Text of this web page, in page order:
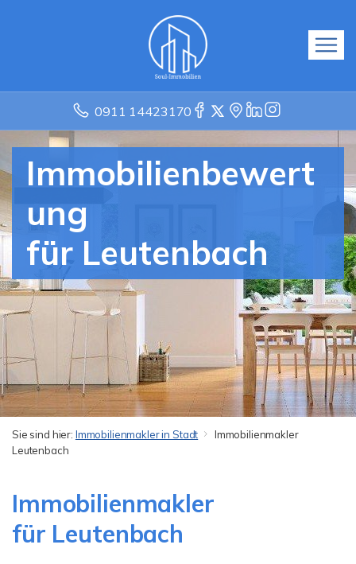
0911 14423170
Immobilienbewert
ung
für Leutenbach
Sie sind hier: Immobilienmakler in Stadt
Immobilienmakler
Leutenbach
Immobilienmakler
für Leutenbach